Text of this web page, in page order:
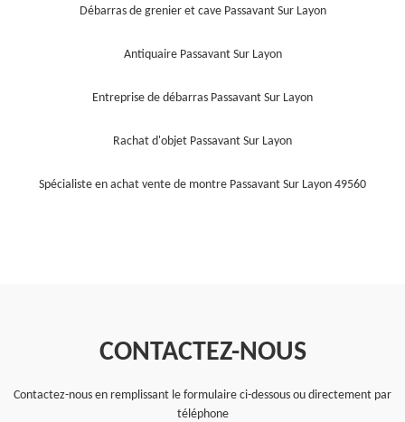
Débarras de grenier et cave Passavant Sur Layon
Antiquaire Passavant Sur Layon
Entreprise de débarras Passavant Sur Layon
Rachat d'objet Passavant Sur Layon
Spécialiste en achat vente de montre Passavant Sur Layon 49560
CONTACTEZ-NOUS
Contactez-nous en remplissant le formulaire ci-dessous ou directement par
téléphone